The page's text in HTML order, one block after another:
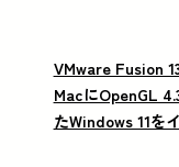
VMware Fusion
MacにOpenGL
たWindows 11を